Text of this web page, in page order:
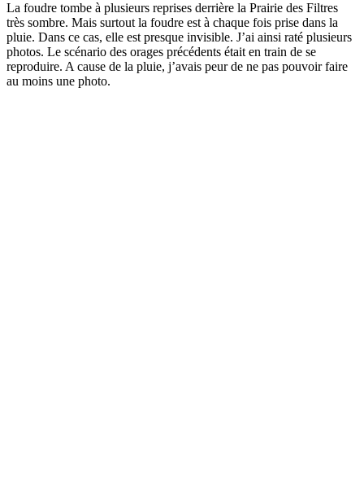
La foudre tombe à plusieurs reprises derrière la Prairie des Filtres
très sombre. Mais surtout la foudre est à chaque fois prise dans la
pluie. Dans ce cas, elle est presque invisible. J’ai ainsi raté plusieurs
photos. Le scénario des orages précédents était en train de se
reproduire. A cause de la pluie, j’avais peur de ne pas pouvoir faire
au moins une photo.